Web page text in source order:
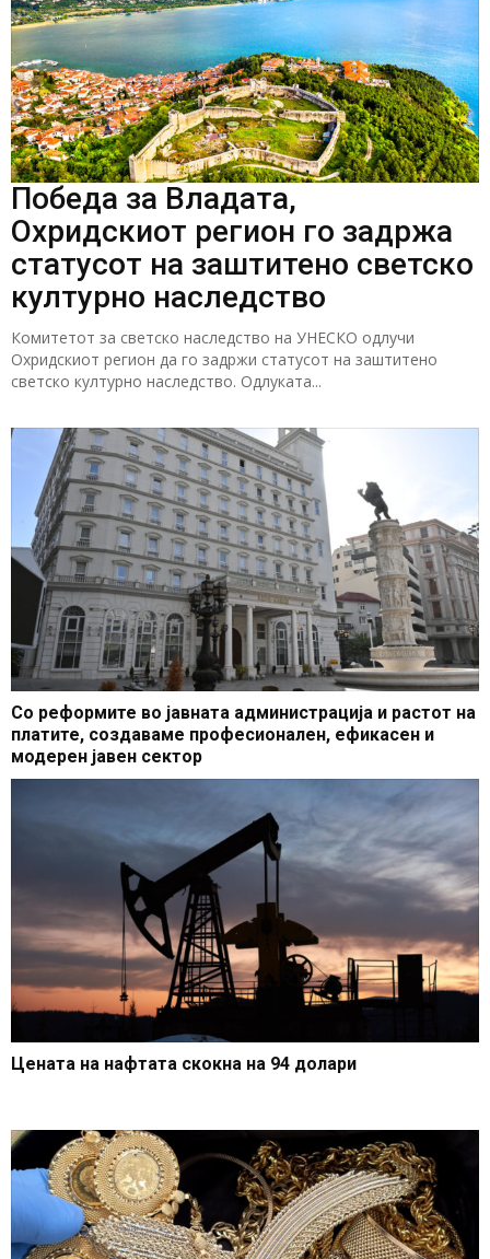
Победа за Владата,
Охридскиот регион го задржа
статусот на заштитено светско
културно наследство
Комитетот за светско наследство на УНЕСКО одлучи
Охридскиот регион да го задржи статусот на заштитено
светско културно наследство. Одлуката...
Со реформите во јавната администрација и растот на
платите, создаваме професионален, ефикасен и
модерен јавен сектор
Цената на нафтата скокна на 94 долари